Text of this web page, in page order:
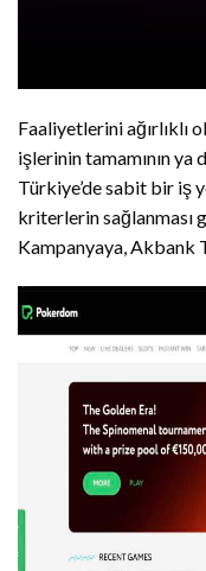
Faaliyetlerini ağırlıklı
işlerinin tamamının ya
Türkiye’de sabit bir iş
kriterlerin
Kampanyaya, Akbank